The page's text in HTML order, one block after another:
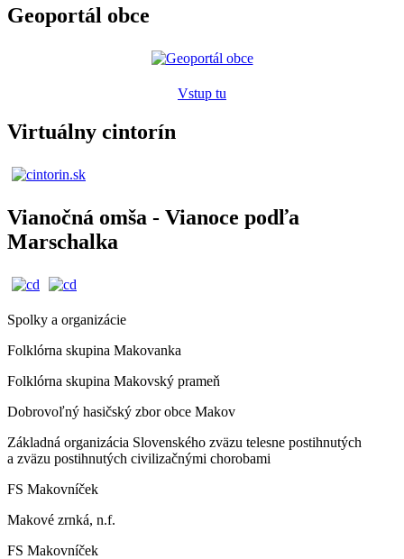
Geoportál obce
Vstup tu
Virtuálny cintorín
Vianočná omša - Vianoce podľa
Marschalka
Spolky a organizácie
Folklórna skupina Makovanka
Folklórna skupina Makovský prameň
Dobrovoľný hasičský zbor obce Makov
Základná organizácia Slovenského zväzu telesne postihnutých
a zväzu postihnutých civilizačnými chorobami
FS Makovníček
Makové zrnká, n.f.
FS Makovníček